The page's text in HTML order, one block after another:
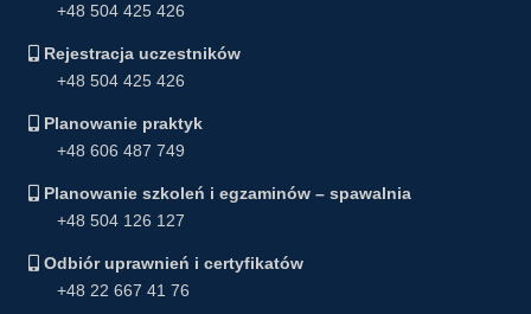
+48 504 425 426
Rejestracja uczestników
+48 504 425 426
Planowanie praktyk
+48 606 487 749
Planowanie szkoleń i egzaminów – spawalnia
+48 504 126 127
Odbiór uprawnień i certyfikatów
+48 22 667 41 76